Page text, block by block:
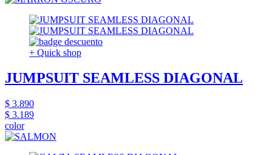
+ Quick shop
JUMPSUIT SEAMLESS DIAGONAL
$ 3.890
$ 3.189
color